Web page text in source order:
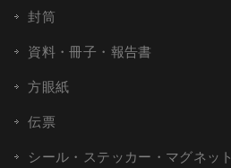
封筒
資料・冊子・報告書
方眼紙
伝票
シール・ステッカー・マグネット